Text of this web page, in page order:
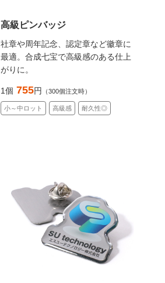
高級ピンバッジ
社章や周年記念、認定章など徽章に
最適。合成七宝で高級感のある仕上
がりに。
1個 755円 （300個注文時）
小～中ロット 高級感 耐久性◎